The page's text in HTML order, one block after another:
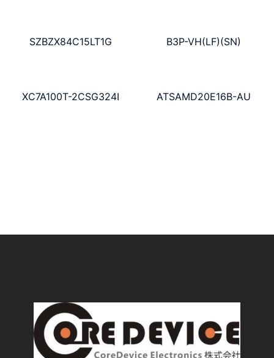
SZBZX84C15LT1G B3P-VH(LF)(SN)
XC7A100T-2CSG324I ATSAMD20E16B-AU